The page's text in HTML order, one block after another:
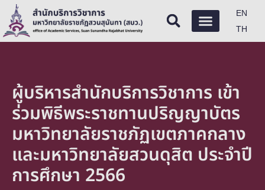
EN
TH
ผู้บริหารสำนักบริการวิชาการ เข้า
ร่วมพิธีพระราชทานปริญญาบัตร
มหาวิทยาลัยราชภัฏเขตภาคกลาง
และมหาวิทยาลัยสวนดุสิต ประจำปี
การศึกษา 2566